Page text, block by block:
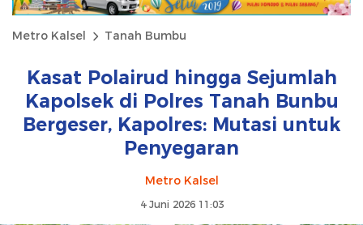
Metro Kalsel Tanah Bumbu
Kasat Polairud hingga Sejumlah
Kapolsek di Polres Tanah Bunbu
Bergeser, Kapolres: Mutasi untuk
Penyegaran
Metro Kalsel
4 Juni 2026 11:03